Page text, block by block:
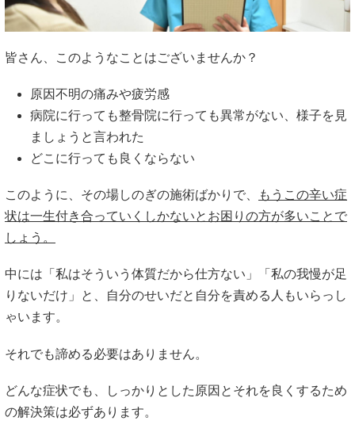
皆さん、このようなことはございませんか？
原因不明の痛みや疲労感
病院に行っても整骨院に行っても異常がない、様子を見
ましょうと言われた
どこに行っても良くならない
このように、その場しのぎの施術ばかりで、
もうこの辛い症
状は一生付き合っていくしかないとお困りの方が多いことで
しょう。
中には「私はそういう体質だから仕方ない」「私の我慢が足
りないだけ」と、自分のせいだと自分を責める人もいらっし
ゃいます。
それでも諦める必要はありません。
どんな症状でも、しっかりとした原因とそれを良くするため
の解決策は必ずあります。